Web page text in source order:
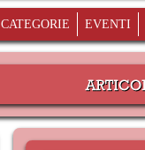
CATEGORIE EVENTI